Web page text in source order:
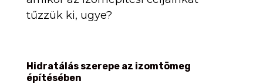
tűzzük ki, ugye?
Hidratálás szerepe az izomtömeg
építésében